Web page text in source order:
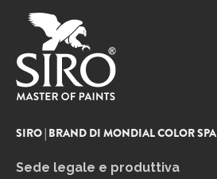
SIRO | BRAND DI MONDIAL COLOR SPA
Sede legale e produttiva